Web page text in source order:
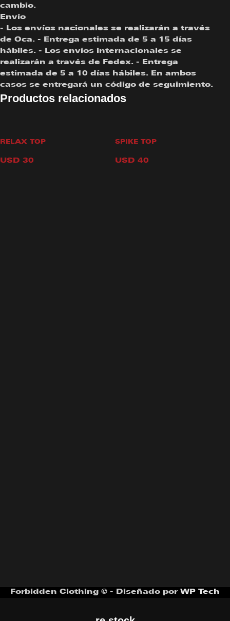
cambio.
Envío
- Los envíos nacionales se realizarán a través
de Oca. - Entrega estimada de 5 a 15 días
hábiles. - Los envíos internacionales se
realizarán a través de Fedex. - Entrega
estimada de 5 a 10 días hábiles. En ambos
casos se entregará un código de seguimiento.
Productos relacionados
RELAX TOP
USD 30
SPIKE TOP
USD 40
Forbidden Clothing © - Diseñado por WP Tech